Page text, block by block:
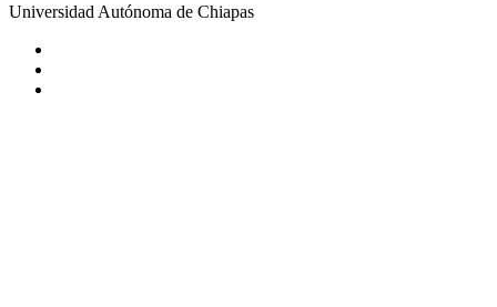
Universidad Autónoma de Chiapas